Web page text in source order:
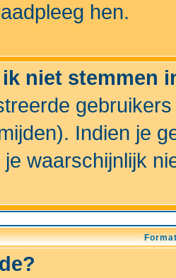
hen.
ik niet stemmen
Indien je
waarschijnlijk